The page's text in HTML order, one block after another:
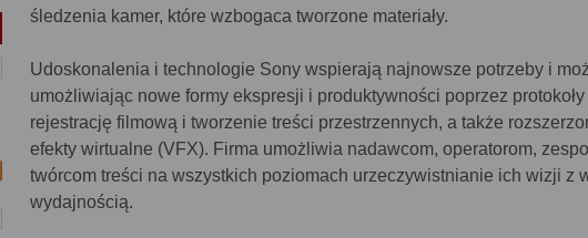
śledzenia kamer, które wzbogaca tworzone materiały.
Udoskonalenia i technologie Sony wspierają najnowsze potrzeby i
umożliwiając nowe formy ekspresji i produktywności poprzez protokoły
rejestrację filmową i tworzenie treści przestrzennych, a także
efekty wirtualne (VFX). Firma umożliwia nadawcom, operatorom,
twórcom treści na wszystkich poziomach urzeczywistnianie ich wizji z
wydajnością.